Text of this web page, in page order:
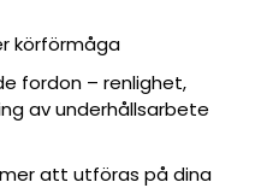
körförmåga
fordon – renlighet,
av underhållsarbete
att utföras på dina